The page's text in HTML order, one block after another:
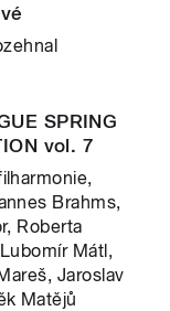
SPRING
vol. 7
Brahms,
Roberta
Mátl,
Jaroslav
Matějů